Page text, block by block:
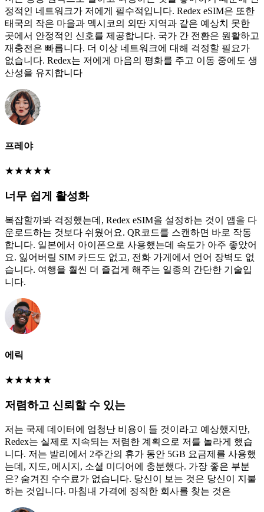
정적인 네트워크가 저에게 필수적입니다. Redex eSIM은 또한
태국의 작은 마을과 멕시코의 외딴 지역과 같은 예상치 못한
곳에서 안정적인 신호를 제공합니다. 국가 간 전환은 원활하고
재충전은 빠릅니다. 더 이상 네트워크에 대해 걱정할 필요가
없습니다. Redex는 저에게 마음의 평화를 주고 이동 중에도 생
산성을 유지합니다
프레야
★★★★★
너무 쉽게 활성화
복잡할까봐 걱정했는데, Redex eSIM을 설정하는 것이 앱을 다
운로드하는 것보다 쉬웠어요. QR코드를 스캔하면 바로 작동
합니다. 일본에서 아이폰으로 사용했는데 속도가 아주 좋았어
요. 잃어버릴 SIM 카드도 없고, 전화 가게에서 언어 장벽도 없
습니다. 여행을 훨씬 더 즐겁게 해주는 일종의 간단한 기술입
니다.
에릭
★★★★★
저렴하고 신뢰할 수 있는
저는 국제 데이터에 엄청난 비용이 들 것이라고 예상했지만,
Redex는 실제로 지속되는 저렴한 계획으로 저를 놀라게 했습
니다. 저는 발리에서 2주간의 휴가 동안 5GB 요금제를 사용했
는데, 지도, 메시지, 소셜 미디어에 충분했다. 가장 좋은 부분
은? 숨겨진 수수료가 없습니다. 당신이 보는 것은 당신이 지불
하는 것입니다. 마침내 가격에 정직한 회사를 찾는 것은